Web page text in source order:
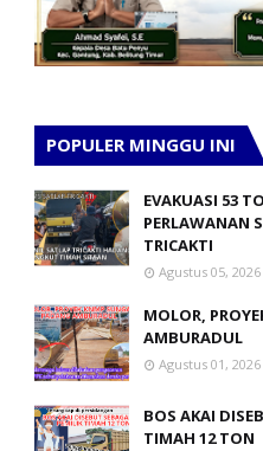
POPULER MINGGU INI
EVAKUASI 53
PERLAWANAN
TRICAKTI
Agustus 05, 2026
MOLOR,
AMBURADUL
Agustus 01, 2026
BOS AKAI
TIMAH 12 TON